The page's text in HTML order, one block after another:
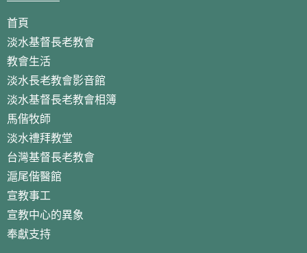
首頁
淡水基督長老教會
教會生活
淡水長老教會影音館
淡水基督長老教會相簿
馬偕牧師
淡水禮拜教堂
台灣基督長老教會
滬尾偕醫館
宣教事工
宣教中心的異象
奉獻支持